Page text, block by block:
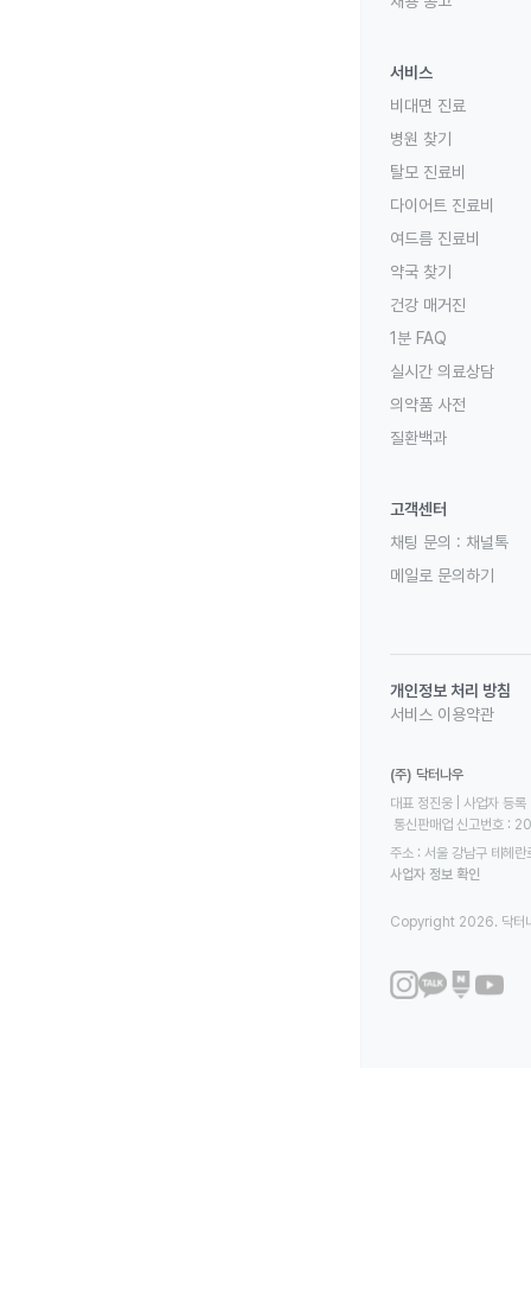
서비스
비대면 진료
병원 찾기
탈모 진료비
다이어트 진료비
여드름 진료비
약국 찾기
건강 매거진
1분 FAQ
실시간 의료상담
의약품 사전
질환백과
고객센터
채팅 문의 : 채널톡
메일로 문의하기
개인정보 처리 방침
서비스 이용약관
(주) 닥터나우
대표 정진웅 | 사업자
통신판매업 신고번호
주소 : 서울 강남구 테헤
사업자 정보 확인
Copyright 2026. 닥터